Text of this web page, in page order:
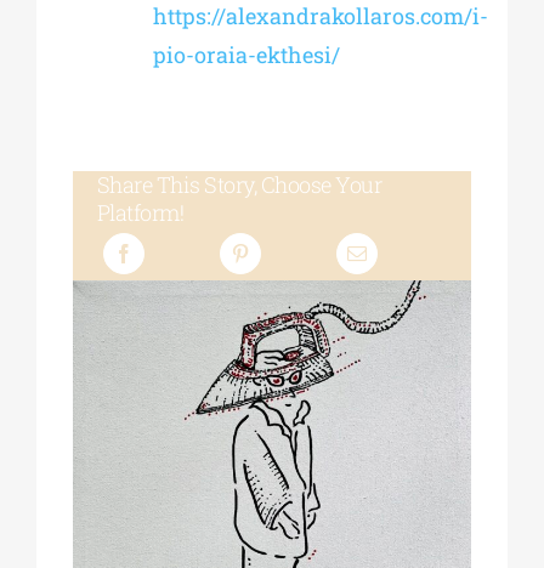
https://alexandrakollaros.com/i-
pio-oraia-ekthesi/
Share This Story, Choose Your
Platform!